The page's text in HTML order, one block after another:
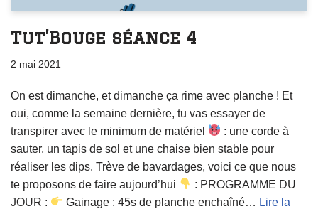
Tut’Bouge séance 4
2 mai 2021
On est dimanche, et dimanche ça rime avec planche ! Et
oui, comme la semaine dernière, tu vas essayer de
transpirer avec le minimum de matériel
: une corde à
sauter, un tapis de sol et une chaise bien stable pour
réaliser les dips. Trève de bavardages, voici ce que nous
te proposons de faire aujourd’hui
: PROGRAMME DU
JOUR :
Gainage : 45s de planche enchaîné… Lire la